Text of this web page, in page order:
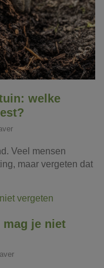
welke
Veel mensen
maar vergeten dat
je niet